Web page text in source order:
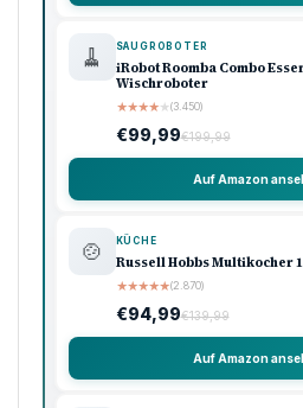
🧹 SAUGROBOTER
iRobot Roomba Combo
Wischroboter
★★★★★(3.450)
€99,99€199,99
Auf Amazon
🍲 KÜCHE
Russell Hobbs Multikocher
★★★★★(2.870)
€94,99€139,99
Auf Amazon